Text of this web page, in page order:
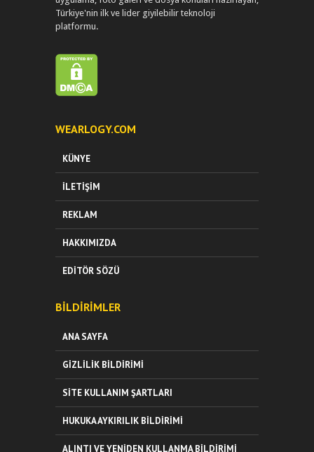
Türkiye'nin ilk ve lider giyilebilir teknoloji
platformu.
WEARLOGY.COM
KÜNYE
İLETIŞIM
REKLAM
HAKKIMIZDA
EDITÖR SÖZÜ
BILDIRIMLER
ANA SAYFA
GIZLILIK BILDIRIMI
SITE KULLANIM ŞARTLARI
HUKUKA AYKIRILIK BILDIRIMI
ALINTI VE YENIDEN KULLANMA BILDIRIMI